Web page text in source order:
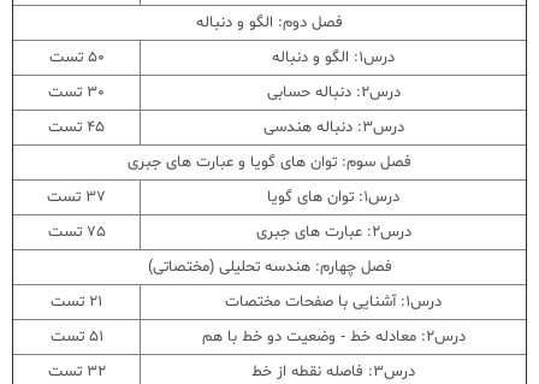
فصل دوم: الگو و دنباله
درس1: الگو و دنباله
50 تست
درس2: دنباله حسابی
30 تست
درس3: دنباله هندسی
45 تست
فصل سوم: توان های گویا و عبارت های جبری
درس1: توان های گویا
37 تست
درس2: عبارت های جبری
75 تست
فصل چهارم: هندسه تحلیلی (مختصاتی)
درس1: آشنایی با صفحات مختصات
21 تست
درس2: معادله خط - وضعیت دو خط با هم
51 تست
درس3: فاصله نقطه از خط
32 تست